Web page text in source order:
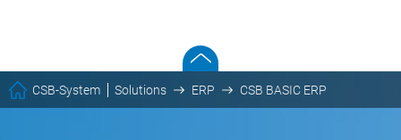
CSB-System Solutions ERP CSB BASIC ERP